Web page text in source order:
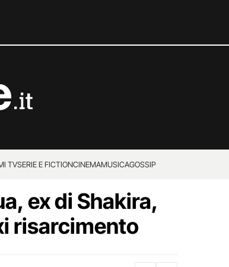
TVSERIE E FICTIONCINEMAMUSICAGOSSIP
ex di Shakira,
risarcimento